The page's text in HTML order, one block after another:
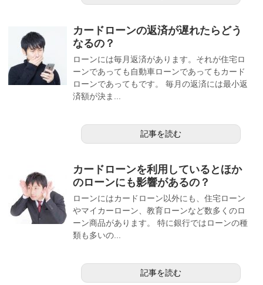
カードローンの返済が遅れたらどう
なるの？
ローンには毎月返済があります。それが住宅ロ
ーンであっても自動車ローンであってもカード
ローンであってもです。 毎月の返済には最小返
済額が決ま...
記事を読む
カードローンを利用しているとほか
のローンにも影響があるの？
ローンにはカードローン以外にも、住宅ローン
やマイカーローン、教育ローンなど数多くのロ
ーン商品があります。 特に銀行ではローンの種
類も多いの...
記事を読む